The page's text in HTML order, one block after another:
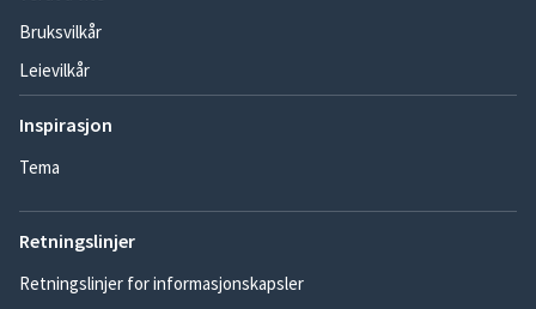
Bruksvilkår
Leievilkår
Inspirasjon
Tema
Retningslinjer
Retningslinjer for informasjonskapsler